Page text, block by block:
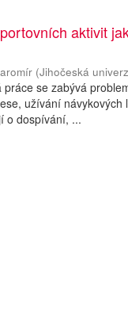
aktivit
(Jihočeská
práce se zabývá
užívání
o dospívání, ...